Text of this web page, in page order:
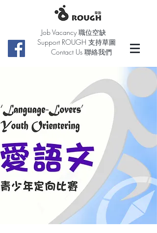
Job Vacancy 職位空缺
Support ROUGH 支持草圖
Contact Us 聯絡我們